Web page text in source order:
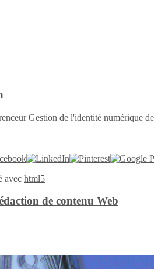
Gestion de l'identité numérique
avec html5
de contenu Web